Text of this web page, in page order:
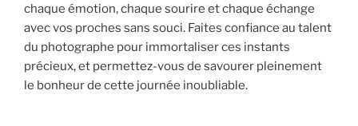
chaque émotion, chaque sourire et chaque échange
avec vos proches sans souci. Faites confiance au talent
du photographe pour immortaliser ces instants
précieux, et permettez-vous de savourer pleinement
le bonheur de cette journée inoubliable.